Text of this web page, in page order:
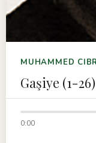
MUHAMMED
Gaşiye (1-26)
0:00